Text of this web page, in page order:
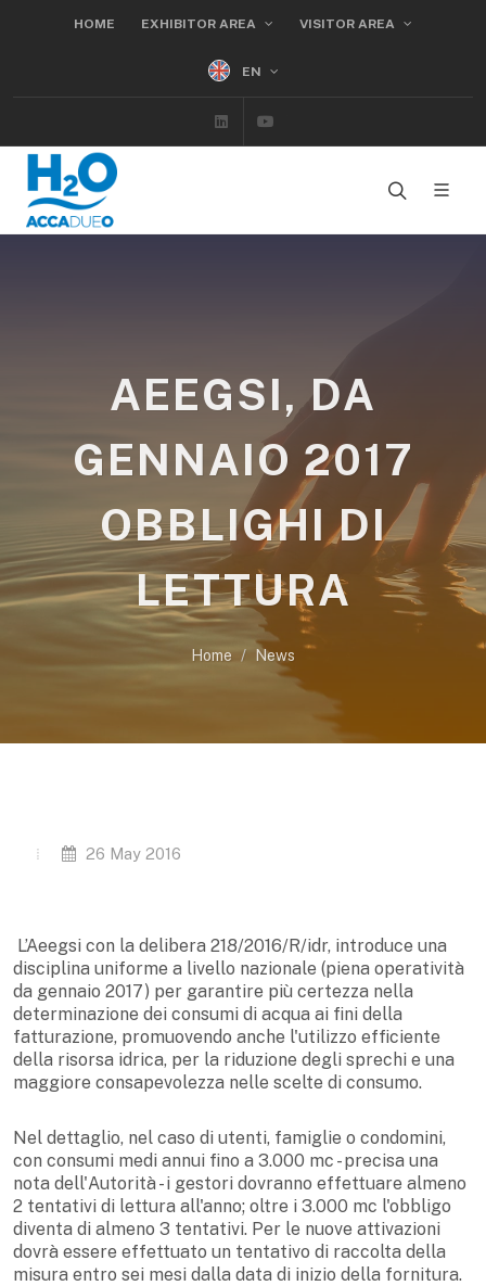
HOME EXHIBITOR AREA VISITOR AREA
EN
Linkedin
AEEGSI, DA
GENNAIO 2017
OBBLIGHI DI
LETTURA
Home News
26 May 2016
L’Aeegsi con la delibera 218/2016/R/idr, introduce una
disciplina uniforme a livello nazionale (piena operatività
da gennaio 2017) per garantire più certezza nella
determinazione dei consumi di acqua ai fini della
fatturazione, promuovendo anche l'utilizzo efficiente
della risorsa idrica, per la riduzione degli sprechi e una
maggiore consapevolezza nelle scelte di consumo.
Nel dettaglio, nel caso di utenti, famiglie o condomini,
con consumi medi annui fino a 3.000 mc - precisa una
nota dell'Autorità - i gestori dovranno effettuare almeno
2 tentativi di lettura all'anno; oltre i 3.000 mc l'obbligo
diventa di almeno 3 tentativi. Per le nuove attivazioni
dovrà essere effettuato un tentativo di raccolta della
misura entro sei mesi dalla data di inizio della fornitura.